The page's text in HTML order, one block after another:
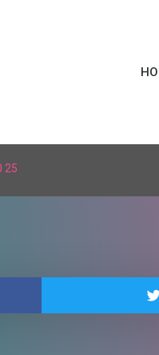
25